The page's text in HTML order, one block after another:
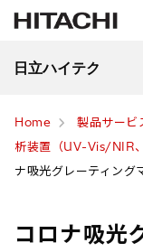
日立ハイテク
Home 製品サービ
析装置（UV-Vis/NIR、
ナ吸光グレーティン
コロナ吸光